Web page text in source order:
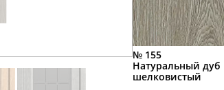
№ 155
Натуральный дуб
шелковистый